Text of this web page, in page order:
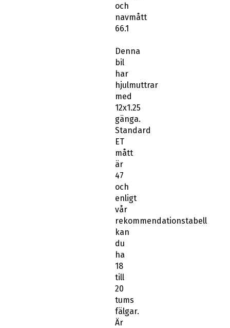
och
navmått
66.1
Denna
bil
har
hjulmuttrar
med
12x1.25
gänga.
Standard
ET
mått
är
47
och
enligt
vår
rekommendationstabell
kan
du
ha
18
till
20
tums
fälgar.
Är